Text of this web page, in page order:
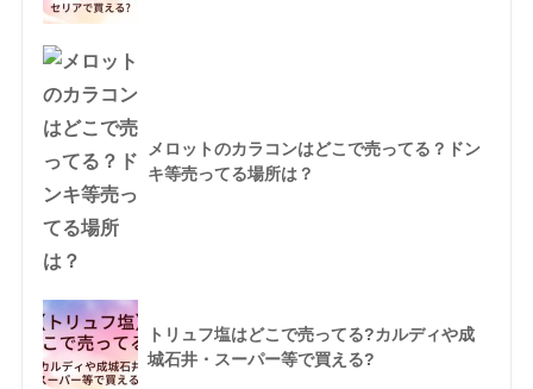
メロットのカラコンはどこで売ってる？ドン
キ等売ってる場所は？
トリュフ塩はどこで売ってる?カルディや成
城石井・スーパー等で買える?